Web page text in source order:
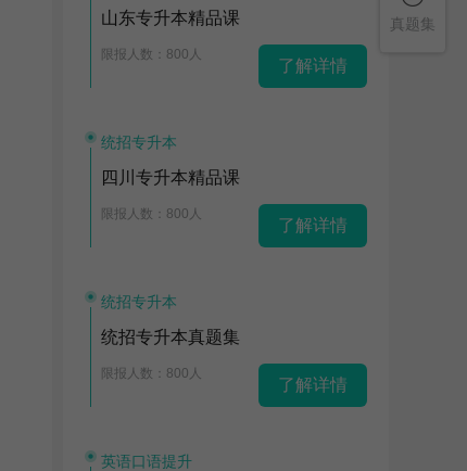
真题集
山东专升本精品课
限报人数：800人
了解详情
统招专升本
四川专升本精品课
限报人数：800人
了解详情
统招专升本
统招专升本真题集
限报人数：800人
了解详情
英语口语提升